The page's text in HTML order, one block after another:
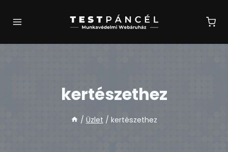
kertészethez
/ Üzlet / kertészethez